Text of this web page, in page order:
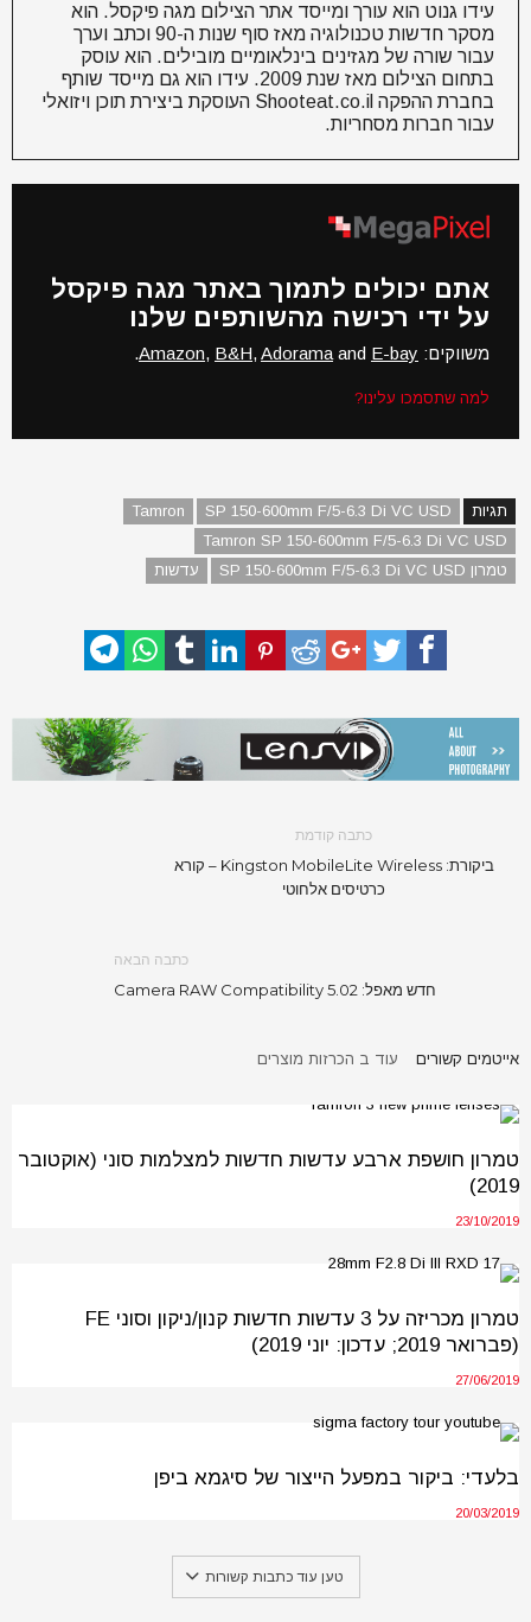
עידו גנוט הוא עורך ומייסד אתר הצילום מגה פיקסל. הוא
מסקר חדשות טכנולוגיה מאז סוף שנות ה-90 וכתב וערך
עבור שורה של מגזינים בינלאומיים מובילים. הוא עוסק
בתחום הצילום מאז שנת 2009. עידו הוא גם מייסד שותף
בחברת ההפקה Shooteat.co.il העוסקת ביצירת תוכן ויזואלי
עבור חברות מסחריות.
אתם יכולים לתמוך באתר מגה פיקסל
על ידי רכישה מהשותפים שלנו
משווקים: Amazon, B&H, Adorama and E-bay
.
למה שתסמכו עלינו?
תגיות SP 150-600mm F/5-6.3 Di VC USD
Tamron
Tamron SP 150-600mm F/5-6.3 Di VC USD
טמרון SP 150-600mm F/5-6.3 Di VC USD
עדשות
כתבה קודמת
ביקורת: Kingston MobileLite Wireless – קורא
כרטיסים אלחוטי
כתבה הבאה
חדש מאפל: Camera RAW Compatibility 5.02
אייטמים קשורים עוד ב הכרזות מוצרים
טמרון חושפת ארבע עדשות חדשות למצלמות סוני (אוקטובר
2019)
23/10/2019
טמרון מכריזה על 3 עדשות חדשות קנון/ניקון וסוני FE
(פברואר 2019; עדכון: יוני 2019)
27/06/2019
בלעדי: ביקור במפעל הייצור של סיגמא ביפן
20/03/2019
טען עוד כתבות קשורות